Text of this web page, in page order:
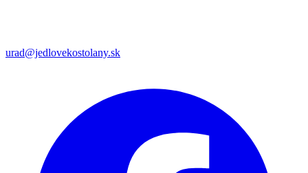
urad@jedlovekostolany.sk